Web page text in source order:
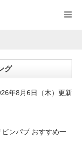
グ
年8月6日（木）更新
ンパブ おすすめ一